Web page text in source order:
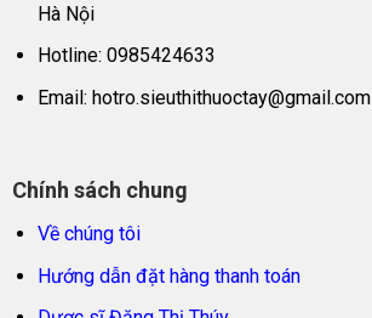
Hà Nội
Hotline: 0985424633
Email: hotro.sieuthithuoctay@gmail.com
Chính sách chung
Về chúng tôi
Hướng dẫn đặt hàng thanh toán